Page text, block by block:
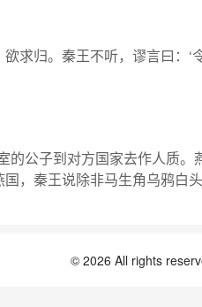
求归。秦王不听，谬言曰：‘
的公子到对方国家去作人质
，秦王说除非马生角乌鸦白
© 2026 All rights